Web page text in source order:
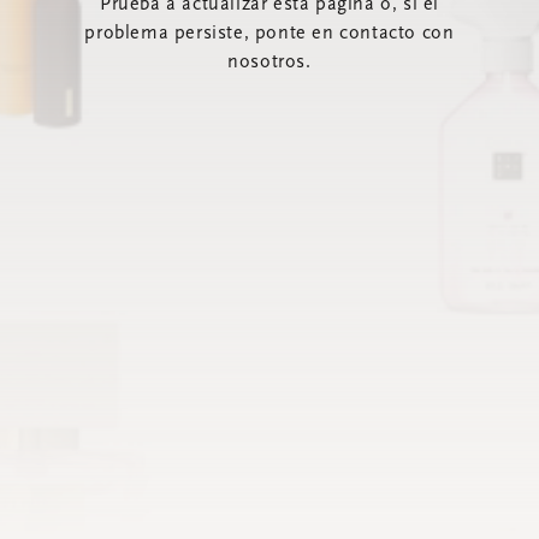
Prueba a actualizar esta página o, si el
problema persiste, ponte en contacto con
nosotros.